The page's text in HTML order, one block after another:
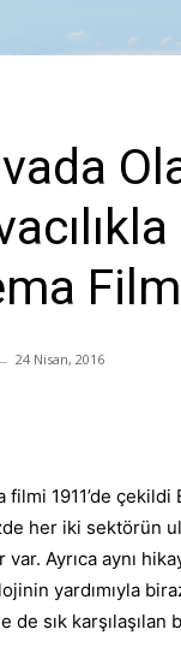
24 Nisan, 2016
filmi 1911’de
her iki sektörün
var. Ayrıca aynı
yardımıyla
de sık